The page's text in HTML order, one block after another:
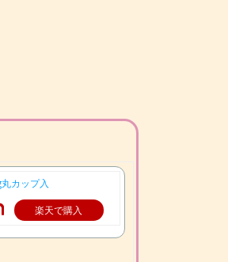
カップ入
楽天で購入